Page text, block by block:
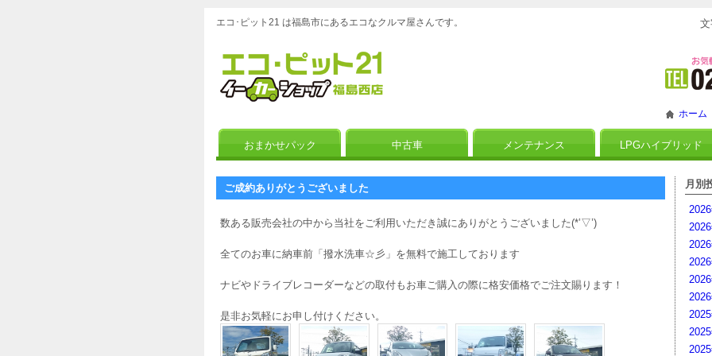
エコ･ピット21 は福島市にあるエコなクルマ屋さんです。
ホーム
おまかせパック 中古車 メンテナンス LPGハイブリッド
ご成約ありがとうございました
数ある販売会社の中から当社をご利用いただき誠にありがとうございました(*’▽’)
全てのお車に納車前「撥水洗車☆彡」を無料で施工しております
ナビやドライブレコーダーなどの取付もお車ご購入の際に格安価格でご注文賜ります！
是非お気軽にお申し付けください。
月別